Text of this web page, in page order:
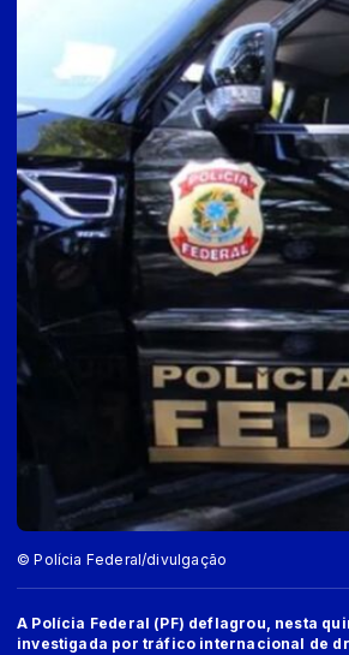
© Polícia Federal/divulgação
A Polícia Federal (PF) deflagrou, nesta
investigada por tráfico internacional de